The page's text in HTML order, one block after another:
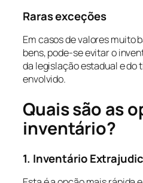
Raras exceções
Em casos de valores muito
bens, pode-se evitar o
da legislação estadual e do
envolvido.
Quais são as
inventário?
1. Inventário